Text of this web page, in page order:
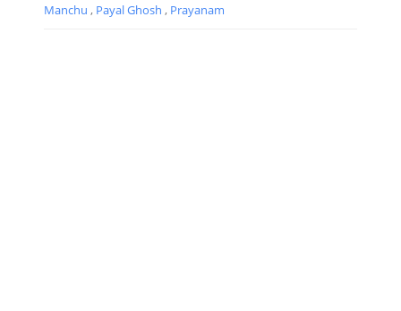
Manchu , Payal Ghosh , Prayanam